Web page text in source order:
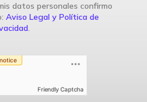
datos personales confirmo
Aviso Legal y Política de
.
Friendly Captcha